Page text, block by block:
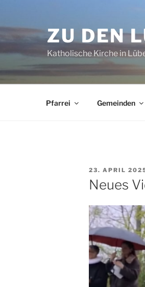
ZU DEN
Katholische Kirche in
Pfarrei Gemeinden
AM
23. APRIL
Neues